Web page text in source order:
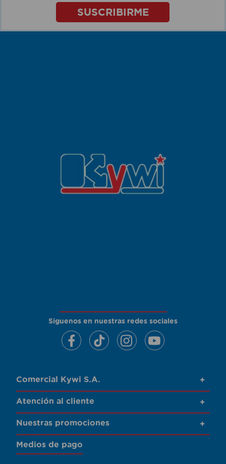
SUSCRIBIRME
Siguenos en nuestras redes sociales
Comercial Kywi S.A. +
Atención al cliente +
Nuestras promociones +
Medios de pago